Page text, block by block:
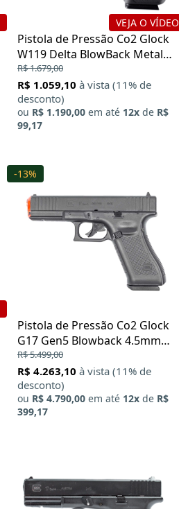
VEJA O VÍDEO
Pistola de Pressão Co2 Glock
W119 Delta BlowBack Metal
4.5mm
R$ 1.679,00
R$ 1.059,10 à vista (11% de
desconto)
ou R$ 1.190,00 em até 12x de R$
99,17
-13%
Pistola de Pressão Co2 Glock
G17 Gen5 Blowback 4.5mm
Licenciado
R$ 5.499,00
R$ 4.263,10 à vista (11% de
desconto)
ou R$ 4.790,00 em até 12x de R$
399,17